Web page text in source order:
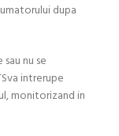
dupa
nu se
intrerupe
monitorizand in